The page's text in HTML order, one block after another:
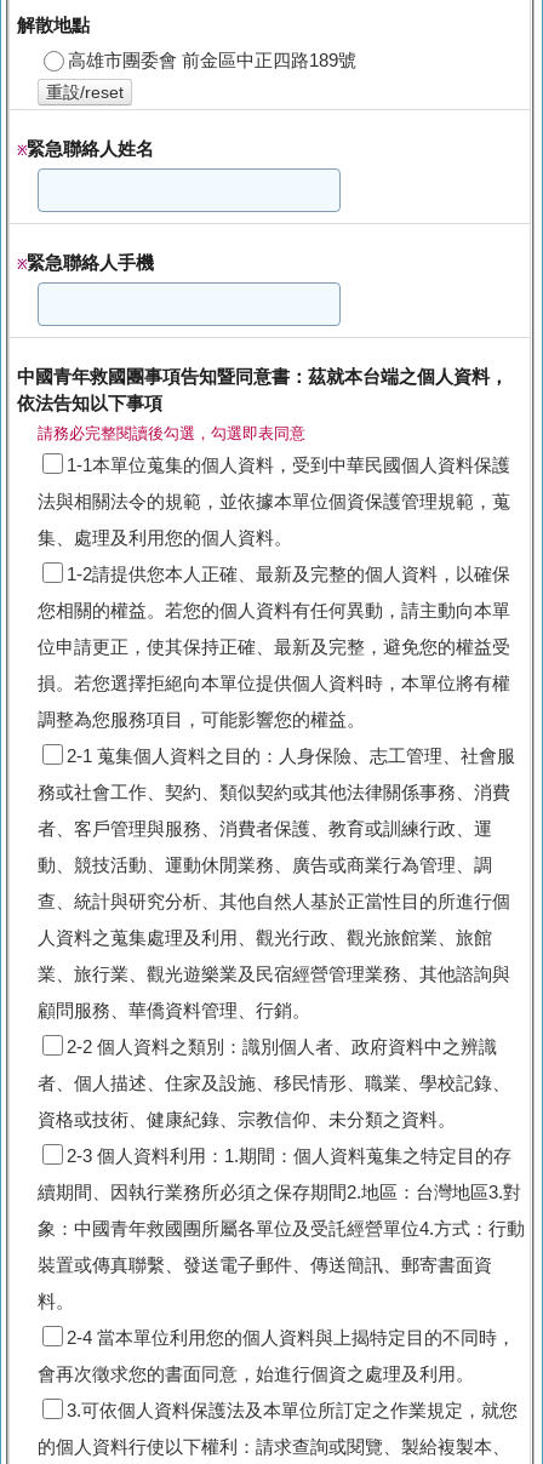
解散地點
高雄市團委會 前金區中正四路189號
重設/reset
※緊急聯絡人姓名
※緊急聯絡人手機
中國青年救國團事項告知暨同意書：茲就本台端之個人資料，
依法告知以下事項
請務必完整閱讀後勾選，勾選即表同意
1-1本單位蒐集的個人資料，受到中華民國個人資料保護
法與相關法令的規範，並依據本單位個資保護管理規範，蒐
集、處理及利用您的個人資料。
1-2請提供您本人正確、最新及完整的個人資料，以確保
您相關的權益。若您的個人資料有任何異動，請主動向本單
位申請更正，使其保持正確、最新及完整，避免您的權益受
損。若您選擇拒絕向本單位提供個人資料時，本單位將有權
調整為您服務項目，可能影響您的權益。
2-1 蒐集個人資料之目的：人身保險、志工管理、社會服
務或社會工作、契約、類似契約或其他法律關係事務、消費
者、客戶管理與服務、消費者保護、教育或訓練行政、運
動、競技活動、運動休閒業務、廣告或商業行為管理、調
查、統計與研究分析、其他自然人基於正當性目的所進行個
人資料之蒐集處理及利用、觀光行政、觀光旅館業、旅館
業、旅行業、觀光遊樂業及民宿經營管理業務、其他諮詢與
顧問服務、華僑資料管理、行銷。
2-2 個人資料之類別：識別個人者、政府資料中之辨識
者、個人描述、住家及設施、移民情形、職業、學校記錄、
資格或技術、健康紀錄、宗教信仰、未分類之資料。
2-3 個人資料利用：1.期間：個人資料蒐集之特定目的存
續期間、因執行業務所必須之保存期間2.地區：台灣地區3.對
象：中國青年救國團所屬各單位及受託經營單位4.方式：行動
裝置或傳真聯繫、發送電子郵件、傳送簡訊、郵寄書面資
料。
2-4 當本單位利用您的個人資料與上揭特定目的不同時，
會再次徵求您的書面同意，始進行個資之處理及利用。
3.可依個人資料保護法及本單位所訂定之作業規定，就您
的個人資料行使以下權利：請求查詢或閱覽、製給複製本、